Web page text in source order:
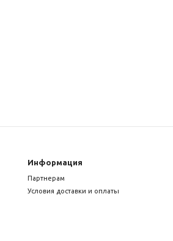
Информация
Партнерам
Условия доставки и оплаты